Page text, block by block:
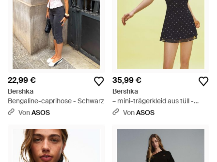
22,99 €
Bershka
Bengaline-caprihose - Schwarz
VonASOS
35,99 €
Bershka
– mini-trägerkleid aus tüll -
Schwarz
VonASOS